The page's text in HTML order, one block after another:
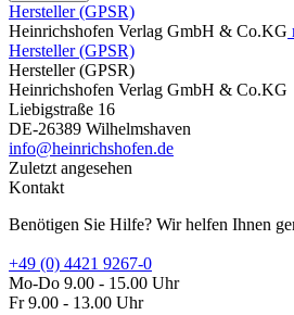
Hersteller (GPSR)
Heinrichshofen Verlag GmbH & Co.KG
Hersteller (GPSR)
Hersteller (GPSR)
Heinrichshofen Verlag GmbH & Co.KG
Liebigstraße 16
DE-26389 Wilhelmshaven
info@heinrichshofen.de
Zuletzt angesehen
Kontakt
Benötigen Sie Hilfe? Wir helfen Ihnen
+49 (0) 4421 9267-0
Mo-Do 9.00 - 15.00 Uhr
Fr 9.00 - 13.00 Uhr